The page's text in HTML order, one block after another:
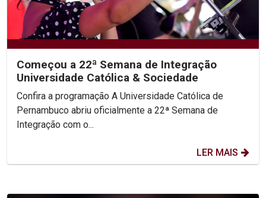
Começou a 22ª Semana de Integração
Universidade Católica & Sociedade
Confira a programação A Universidade Católica de
Pernambuco abriu oficialmente a 22ª Semana de
Integração com o...
LER MAIS